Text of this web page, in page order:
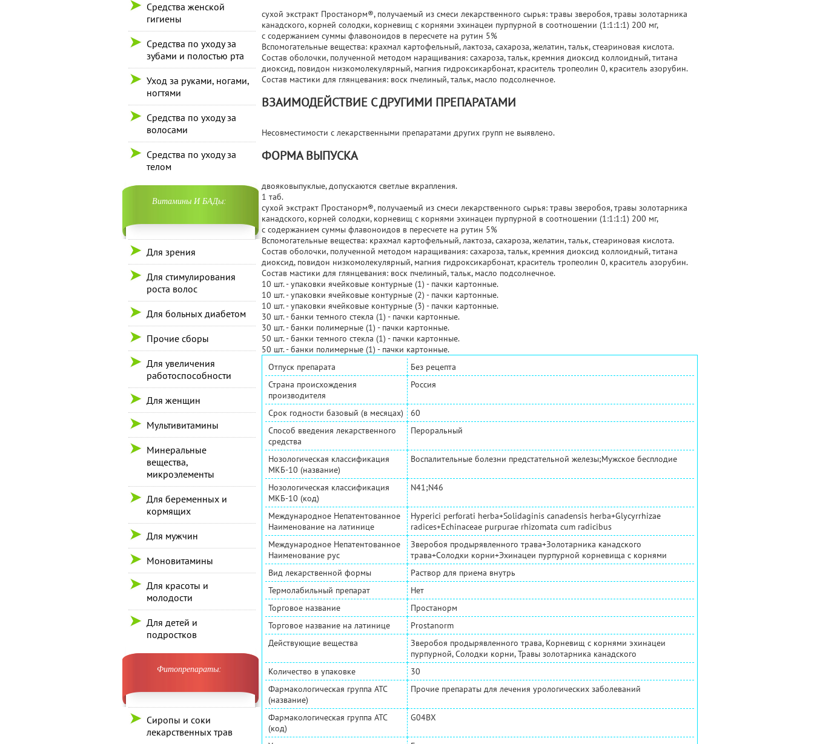
Средства женской
гигиены
Средства по уходу за
зубами и полостью рта
Уход за руками, ногами,
ногтями
Средства по уходу за
волосами
Средства по уходу за
телом
Витамины И БАДы:
Для зрения
Для стимулирования
роста волос
Для больных диабетом
Прочие сборы
Для увеличения
работоспособности
Для женщин
Мультивитамины
Минеральные
вещества,
микроэлементы
Для беременных и
кормящих
Для мужчин
Моновитамины
Для красоты и
молодости
Для детей и
подростков
Фитопрепараты:
Сиропы и соки
лекарственных трав
сухой экстракт Простанорм®, получаемый из смеси лекарственного сырья: травы зверобоя, травы золотарника
канадского, корней солодки, корневищ с корнями эхинацеи пурпурной в соотношении (1:1:1:1) 200 мг,
с содержанием суммы флавоноидов в пересчете на рутин 5%
Вспомогательные вещества: крахмал картофельный, лактоза, сахароза, желатин, тальк, стеариновая кислота.
Состав оболочки, полученной методом наращивания: сахароза, тальк, кремния диоксид коллоидный, титана
диоксид, повидон низкомолекулярный, магния гидроксикарбонат, краситель тропеолин 0, краситель азорубин.
Состав мастики для глянцевания: воск пчелиный, тальк, масло подсолнечное.
ВЗАИМОДЕЙСТВИЕ С ДРУГИМИ ПРЕПАРАТАМИ
Несовместимости с лекарственными препаратами других групп не выявлено.
ФОРМА ВЫПУСКА
двояковыпуклые, допускаются светлые вкрапления.
1 таб.
сухой экстракт Простанорм®, получаемый из смеси лекарственного сырья: травы зверобоя, травы золотарника
канадского, корней солодки, корневищ с корнями эхинацеи пурпурной в соотношении (1:1:1:1) 200 мг,
с содержанием суммы флавоноидов в пересчете на рутин 5%
Вспомогательные вещества: крахмал картофельный, лактоза, сахароза, желатин, тальк, стеариновая кислота.
Состав оболочки, полученной методом наращивания: сахароза, тальк, кремния диоксид коллоидный, титана
диоксид, повидон низкомолекулярный, магния гидроксикарбонат, краситель тропеолин 0, краситель азорубин.
Состав мастики для глянцевания: воск пчелиный, тальк, масло подсолнечное.
10 шт. - упаковки ячейковые контурные (1) - пачки картонные.
10 шт. - упаковки ячейковые контурные (2) - пачки картонные.
10 шт. - упаковки ячейковые контурные (3) - пачки картонные.
30 шт. - банки темного стекла (1) - пачки картонные.
30 шт. - банки полимерные (1) - пачки картонные.
50 шт. - банки темного стекла (1) - пачки картонные.
50 шт. - банки полимерные (1) - пачки картонные.
Отпуск препарата
Без рецепта
Страна происхождения
производителя
Россия
Срок годности базовый (в месяцах)
60
Способ введения лекарственного
средства
Пероральный
Нозологическая классификация
МКБ-10 (название)
Воспалительные болезни предстательной железы;Мужское бесплодие
Нозологическая классификация
МКБ-10 (код)
N41;N46
Международное Непатентованное
Наименование на латинице
Hyperici perforati herba+Solidaginis canadensis herba+Glycyrrhizae
radices+Echinaceae purpurae rhizomata cum radicibus
Международное Непатентованное
Наименование рус
Зверобоя продырявленного трава+Золотарника канадского
трава+Солодки корни+Эхинацеи пурпурной корневища с корнями
Вид лекарственной формы
Раствор для приема внутрь
Термолабильный препарат
Нет
Торговое название
Простанорм
Торговое название на латинице
Prostanorm
Действующие вещества
Зверобоя продырявленного трава, Корневищ с корнями эхинацеи
пурпурной, Солодки корни, Травы золотарника канадского
Количество в упаковке
30
Фармакологическая группа АТС
(название)
Прочие препараты для лечения урологических заболеваний
Фармакологическая группа АТС
(код)
G04BX